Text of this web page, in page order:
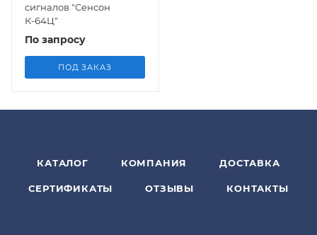
сигналов "Сенсон
К-64Ц"
По запросу
ПОД ЗАКАЗ
КАТАЛОГ КОМПАНИЯ ДОСТАВКА
СЕРТИФИКАТЫ ОТЗЫВЫ КОНТАКТЫ